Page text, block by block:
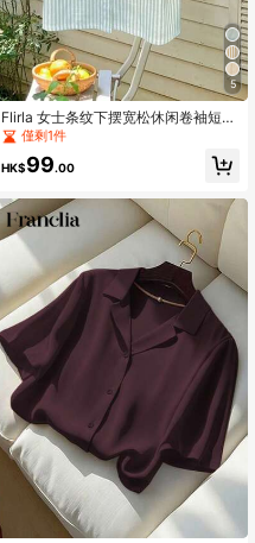
5
Flirla 女士条纹下摆宽松休闲卷袖短袖
衬衫、短袖上衣
僅剩1件
HK$99.00